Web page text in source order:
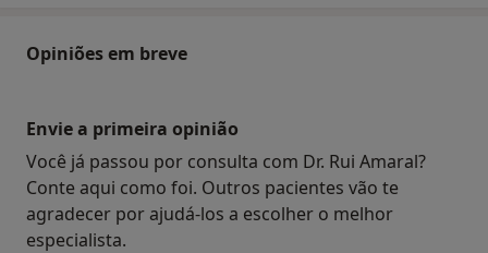
Opiniões em breve
Envie a primeira opinião
Você já passou por consulta com Dr. Rui Amaral?
Conte aqui como foi. Outros pacientes vão te
agradecer por ajudá-los a escolher o melhor
especialista.